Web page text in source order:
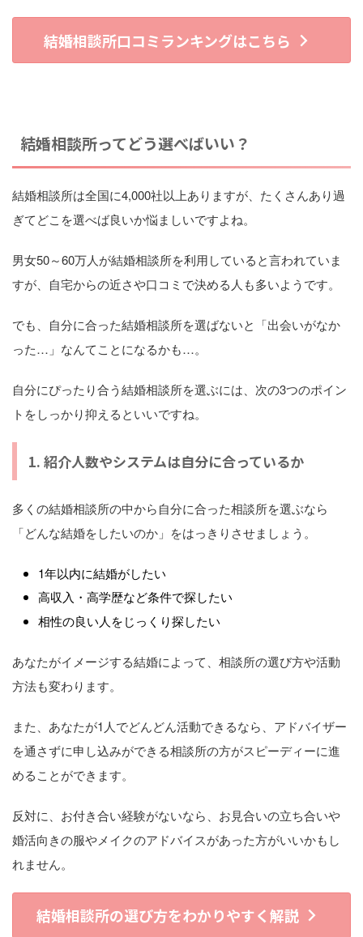
結婚相談所口コミランキングはこちら
結婚相談所ってどう選べばいい？
結婚相談所は全国に4,000社以上ありますが、たくさんあり過
ぎてどこを選べば良いか悩ましいですよね。
男女50～60万人が結婚相談所を利用していると言われていま
すが、自宅からの近さや口コミで決める人も多いようです。
でも、自分に合った結婚相談所を選ばないと「出会いがなか
った…」なんてことになるかも…。
自分にぴったり合う結婚相談所を選ぶには、次の3つのポイン
トをしっかり抑えるといいですね。
1. 紹介人数やシステムは自分に合っているか
多くの結婚相談所の中から自分に合った相談所を選ぶなら
「どんな結婚をしたいのか」をはっきりさせましょう。
1年以内に結婚がしたい
高収入・高学歴など条件で探したい
相性の良い人をじっくり探したい
あなたがイメージする結婚によって、相談所の選び方や活動
方法も変わります。
また、あなたが1人でどんどん活動できるなら、アドバイザー
を通さずに申し込みができる相談所の方がスピーディーに進
めることができます。
反対に、お付き合い経験がないなら、お見合いの立ち合いや
婚活向きの服やメイクのアドバイスがあった方がいいかもし
れません。
結婚相談所の選び方をわかりやすく解説